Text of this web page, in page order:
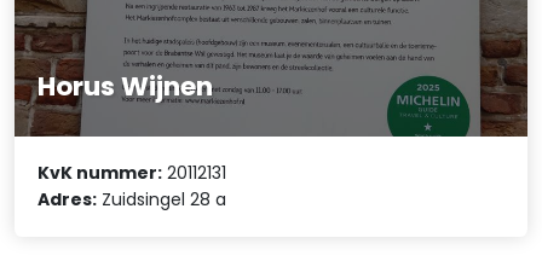
Horus Wijnen
KvK nummer: 20112131
Adres: Zuidsingel 28 a